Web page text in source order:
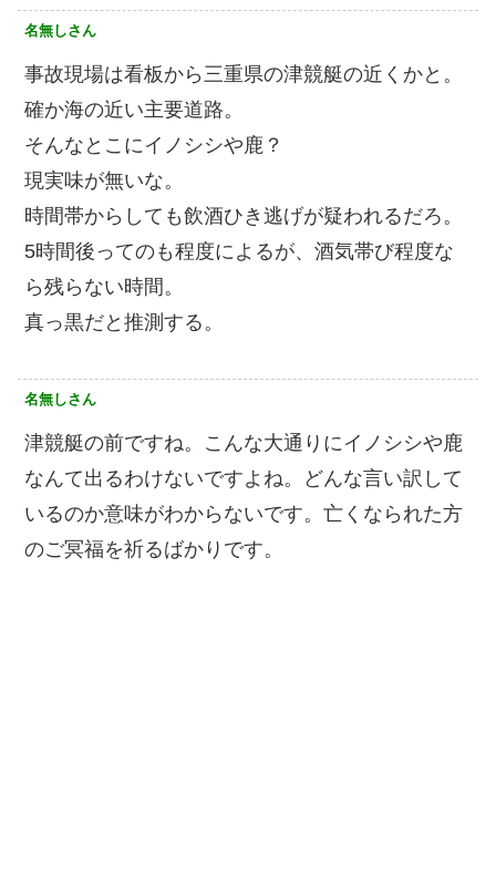
名無しさん
事故現場は看板から三重県の津競艇の近くかと。
確か海の近い主要道路。
そんなとこにイノシシや鹿？
現実味が無いな。
時間帯からしても飲酒ひき逃げが疑われるだろ。
5時間後ってのも程度によるが、酒気帯び程度な
ら残らない時間。
真っ黒だと推測する。
名無しさん
津競艇の前ですね。こんな大通りにイノシシや鹿
なんて出るわけないですよね。どんな言い訳して
いるのか意味がわからないです。亡くなられた方
のご冥福を祈るばかりです。